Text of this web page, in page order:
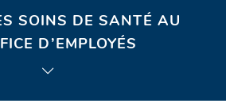
SOINS DE SANTÉ AU
D’EMPLOYÉS